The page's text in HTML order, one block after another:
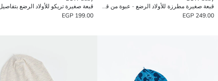
قبعة صغيرة مطرزة للأولاد الرضع - عبوة من قطعتين
249.00 EGP
قبعة صغيرة تريكو للأولاد الرضع
199.00 EGP